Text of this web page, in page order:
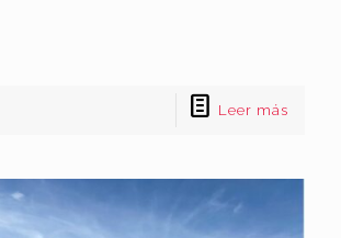
Leer más